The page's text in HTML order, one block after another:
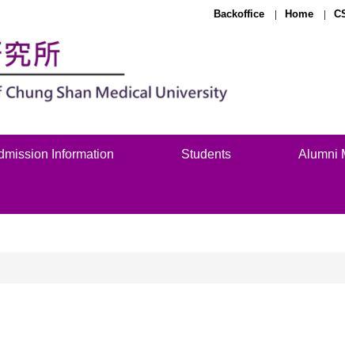
Backoffice Home
Information Students Alumni